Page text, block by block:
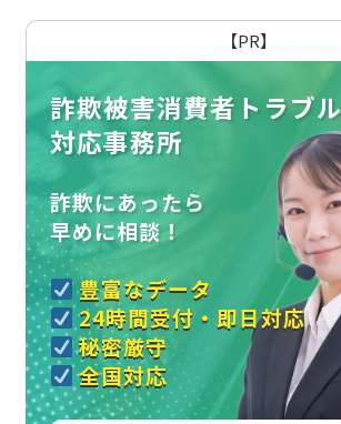
【PR】
詐欺被害消費者トラブル
対応事務所
詐欺にあったら
早めに相談！
豊富なデータ
24時間受付・即日対応
秘密厳守
全国対応